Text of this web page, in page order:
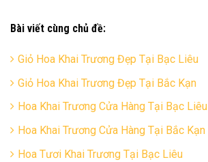
Bài viết cùng chủ đề:
Giỏ Hoa Khai Trương Đẹp Tại Bạc Liêu
Giỏ Hoa Khai Trương Đẹp Tại Bắc Kạn
Hoa Khai Trương Cửa Hàng Tại Bạc Liêu
Hoa Khai Trương Cửa Hàng Tại Bắc Kạn
Hoa Tươi Khai Trương Tại Bạc Liêu